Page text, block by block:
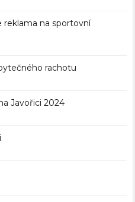
reklama na sportovní
rachotu
Javořici 2024